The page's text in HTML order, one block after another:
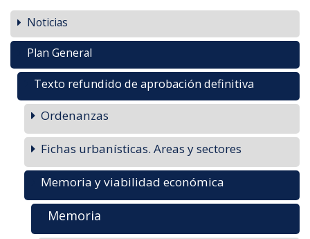
Noticias
Plan General
Texto refundido de aprobación definitiva
Ordenanzas
Fichas urbanísticas. Areas y sectores
Memoria y viabilidad económica
Memoria